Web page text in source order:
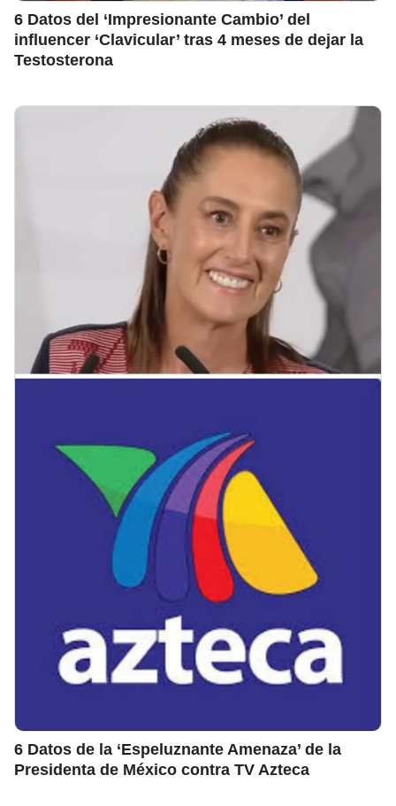
6 Datos del ‘Impresionante Cambio’ del
influencer ‘Clavicular’ tras 4 meses de dejar la
Testosterona
6 Datos de la ‘Espeluznante Amenaza’ de la
Presidenta de México contra TV Azteca